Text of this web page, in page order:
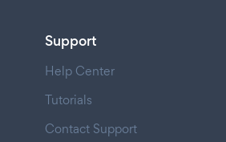
Support
Help Center
Tutorials
Contact Support